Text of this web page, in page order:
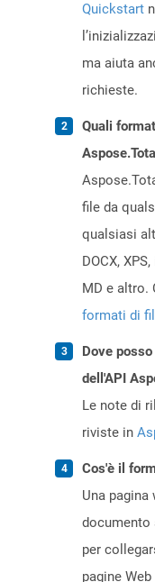
Quickstart
ma aiuta
richieste.
Quali
file da
qualsiasi
DOCX,
MD e altro.
formati di
Dove
dell'API
Le note di
riviste in
Cos'è il
Una pagina
documento
per
pagine